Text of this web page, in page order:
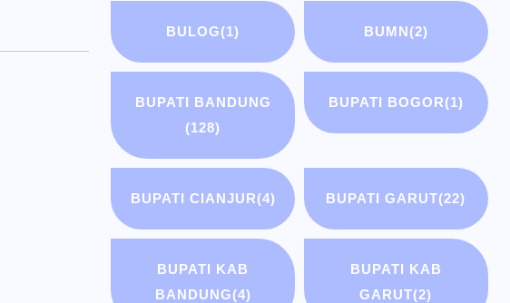
BULOG(1) BUMN(2)
BUPATI BANDUNG
(128)
BUPATI BOGOR(1)
BUPATI CIANJUR(4) BUPATI GARUT(22)
BUPATI KAB
BANDUNG(4)
BUPATI KAB
GARUT(2)